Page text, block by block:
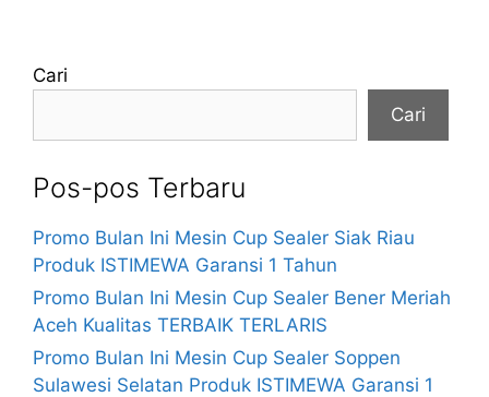
Cari
Cari
Pos-pos Terbaru
Promo Bulan Ini Mesin Cup Sealer Siak Riau
Produk ISTIMEWA Garansi 1 Tahun
Promo Bulan Ini Mesin Cup Sealer Bener Meriah
Aceh Kualitas TERBAIK TERLARIS
Promo Bulan Ini Mesin Cup Sealer Soppen
Sulawesi Selatan Produk ISTIMEWA Garansi 1